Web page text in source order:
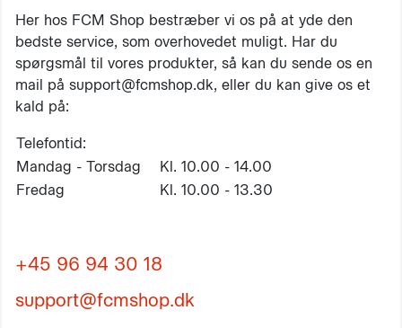
Her hos FCM Shop bestræber vi os på at yde den
bedste service, som overhovedet muligt. Har du
spørgsmål til vores produkter, så kan du sende os en
mail på support@fcmshop.dk, eller du kan give os et
kald på:
Telefontid:
Mandag - Torsdag
Kl. 10.00 - 14.00
Fredag
Kl. 10.00 - 13.30
+45 96 94 30 18
support@fcmshop.dk